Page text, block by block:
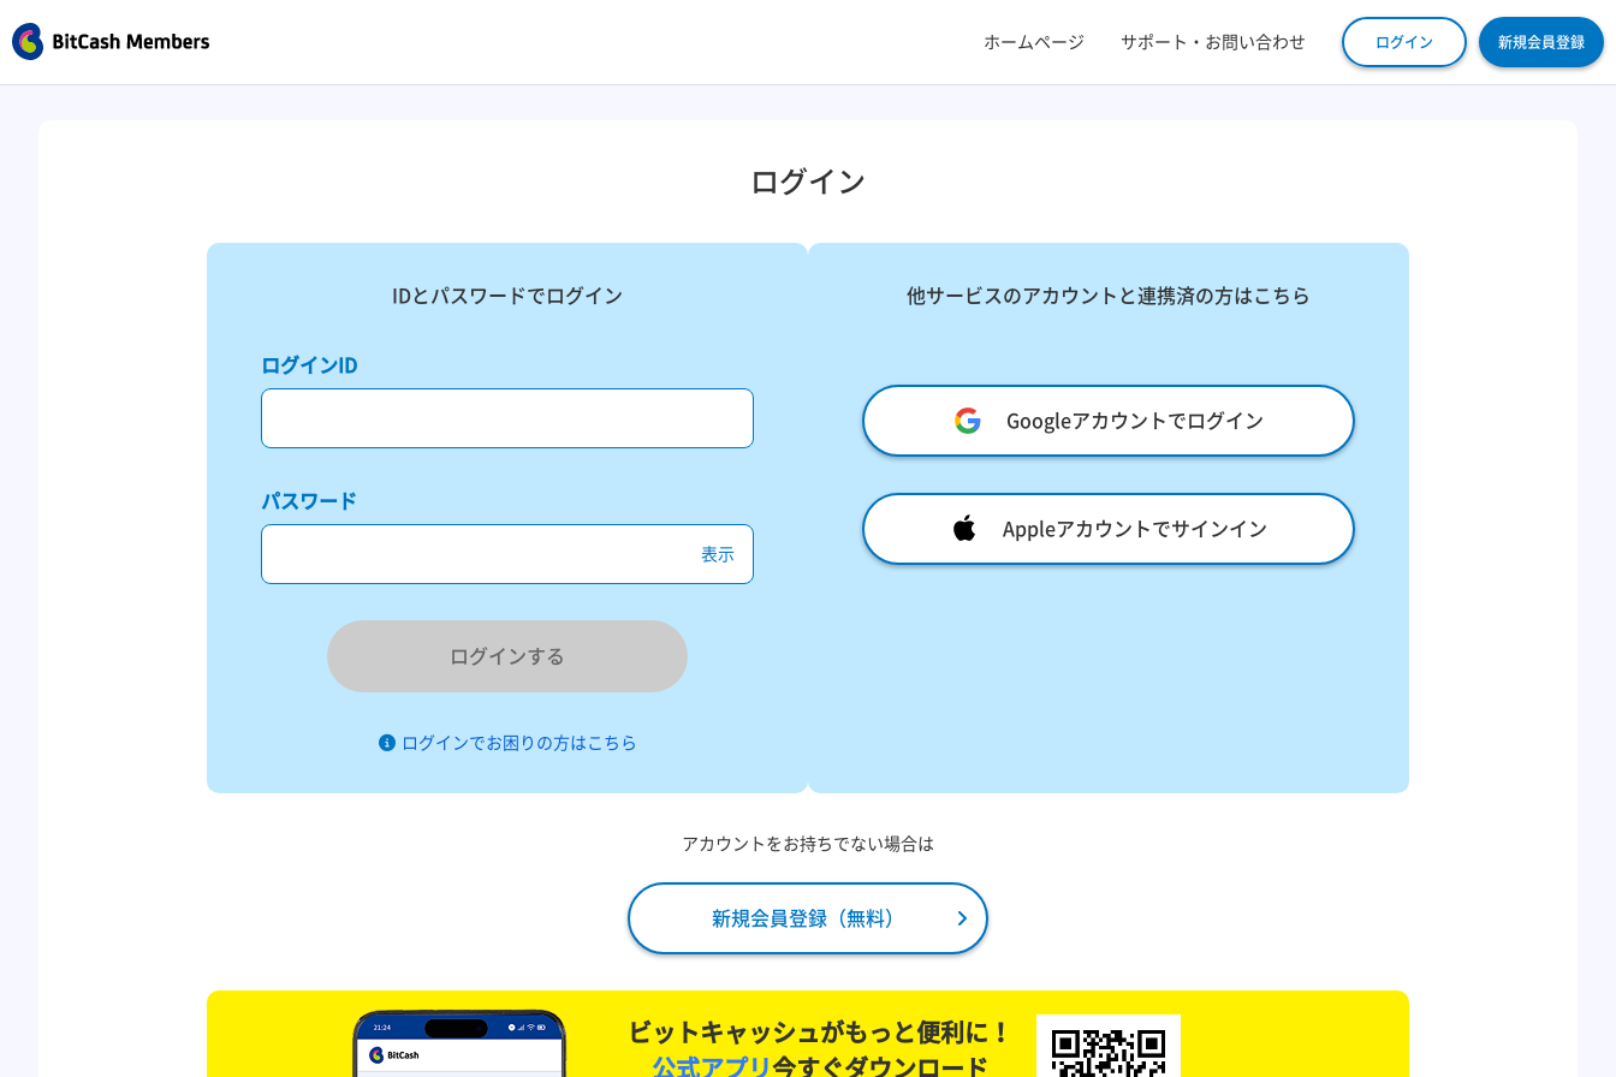
ホームページ サポート・お問い合わせ ログイン 新規会員登録
ログイン
IDとパスワードでログイン
ログインID
パスワード
表示
ログインする
ログインでお困りの方はこちら
他サービスのアカウントと連携済の方はこちら
Googleアカウントでログイン
Appleアカウントでサインイン
アカウントをお持ちでない場合は
新規会員登録（無料）
ビットキャッシュがもっと便利に！
公式アプリ今すぐダウンロード